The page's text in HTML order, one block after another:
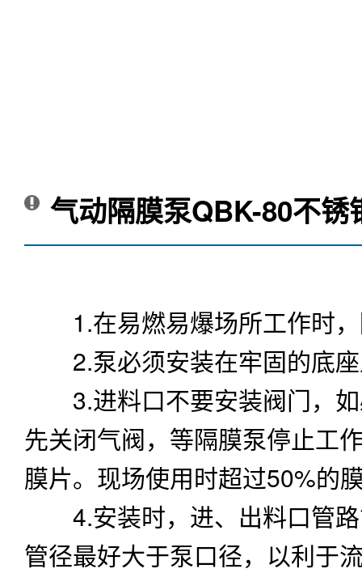
气动隔膜泵QBK-80不
1.在易燃易爆场所工作时，
2.泵必须安装在牢固的底座
3.进料口不要安装阀门，如
先关闭气阀，等隔膜泵停止工
膜片。现场使用时超过50%的
4.安装时，进、出料口管路
管径最好大于泵口径，以利于